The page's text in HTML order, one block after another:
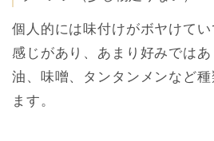
個人的には味付けがボヤけて
感じがあり、あまり好みでは
油、味噌、タンタンメンなど
ます。